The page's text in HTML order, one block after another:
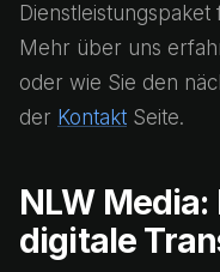
Mehr über uns
oder wie Sie den
der Kontakt Seite.
NLW
digitale